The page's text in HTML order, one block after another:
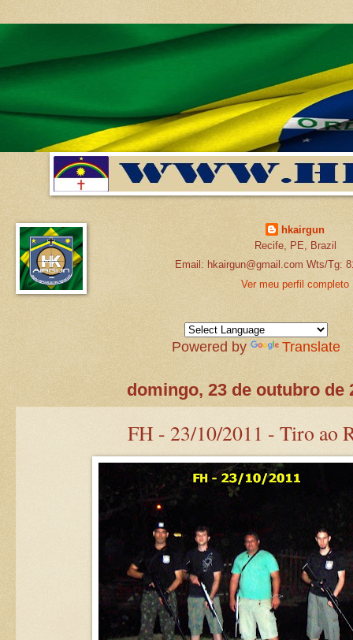
hkairgun
Recife, PE, Brazil
Email: hkairgun@gmail.com Wts/Tg:
Ver meu perfil completo
Powered by Translate
domingo, 23 de outubro de
FH - 23/10/2011 - Tiro ao